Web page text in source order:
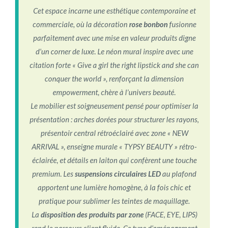
Cet espace incarne une esthétique contemporaine et
commerciale, où la décorationrose bonbonfusionne
parfaitement avec une mise en valeur produits digne
d’un corner de luxe. Le néon mural inspire avec une
citation forte « Give a girl the right lipstick and she can
conquer the world », renforçant la dimension
empowerment, chère à l’univers beauté.
Le mobilier est soigneusement pensé pour optimiser la
présentation : arches dorées pour structurer les rayons,
présentoir central rétroéclairé avec zone « NEW
ARRIVAL », enseigne murale « TYPSY BEAUTY » rétro-
éclairée, et détails en laiton qui confèrent une touche
premium. Lessuspensions circulaires LEDau plafond
apportent une lumière homogène, à la fois chic et
pratique pour sublimer les teintes de maquillage.
La disposition des produits par zone(FACE, EYE, LIPS)